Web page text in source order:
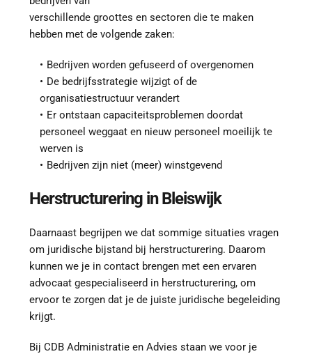
verschillende groottes en sectoren die te maken
hebben met de volgende zaken:
Bedrijven worden gefuseerd of overgenomen
De bedrijfsstrategie wijzigt of de
organisatiestructuur verandert
Er ontstaan capaciteitsproblemen doordat
personeel weggaat en nieuw personeel moeilijk te
werven is
Bedrijven zijn niet (meer) winstgevend
Herstructurering in Bleiswijk
Daarnaast begrijpen we dat sommige situaties vragen
om juridische bijstand bij herstructurering. Daarom
kunnen we je in contact brengen met een ervaren
advocaat gespecialiseerd in herstructurering, om
ervoor te zorgen dat je de juiste juridische begeleiding
krijgt.
Bij CDB Administratie en Advies staan we voor je